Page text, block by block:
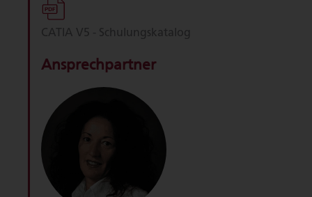
CATIA V5 - Schulungskatalog
Ansprechpartner